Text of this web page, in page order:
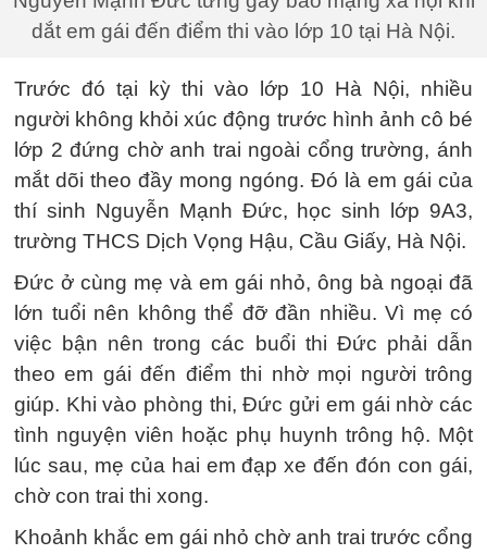
dắt em gái đến điểm thi vào lớp 10 tại Hà Nội.
Trước đó tại kỳ thi vào lớp 10 Hà Nội, nhiều
người không khỏi xúc động trước hình ảnh cô bé
lớp 2 đứng chờ anh trai ngoài cổng trường, ánh
mắt dõi theo đầy mong ngóng. Đó là em gái của
thí sinh Nguyễn Mạnh Đức, học sinh lớp 9A3,
trường THCS Dịch Vọng Hậu, Cầu Giấy, Hà Nội.
Đức ở cùng mẹ và em gái nhỏ, ông bà ngoại đã
lớn tuổi nên không thể đỡ đần nhiều. Vì mẹ có
việc bận nên trong các buổi thi Đức phải dẫn
theo em gái đến điểm thi nhờ mọi người trông
giúp. Khi vào phòng thi, Đức gửi em gái nhờ các
tình nguyện viên hoặc phụ huynh trông hộ. Một
lúc sau, mẹ của hai em đạp xe đến đón con gái,
chờ con trai thi xong.
Khoảnh khắc em gái nhỏ chờ anh trai trước cổng